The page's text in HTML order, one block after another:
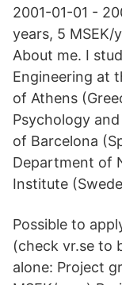
2001-01-01 -
years, 5 MSEK/
About me. I
Engineering at
of Athens
Psychology
of Barcelona
Department of
Institute
Possible to
(check vr.se to
alone: Project